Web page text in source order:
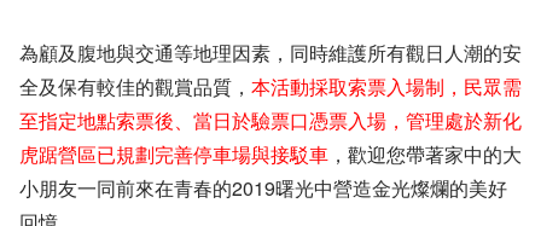
為顧及腹地與交通等地理因素，同時維護所有觀日人潮的安
全及保有較佳的觀賞品質， 本活動採取索票入場制，民眾需
至指定地點索票後、當日於驗票口憑票入場，管理處於新化
虎踞營區已規劃完善停車場與接駁車 ，歡迎您帶著家中的大
小朋友一同前來在青春的2019曙光中營造金光燦爛的美好